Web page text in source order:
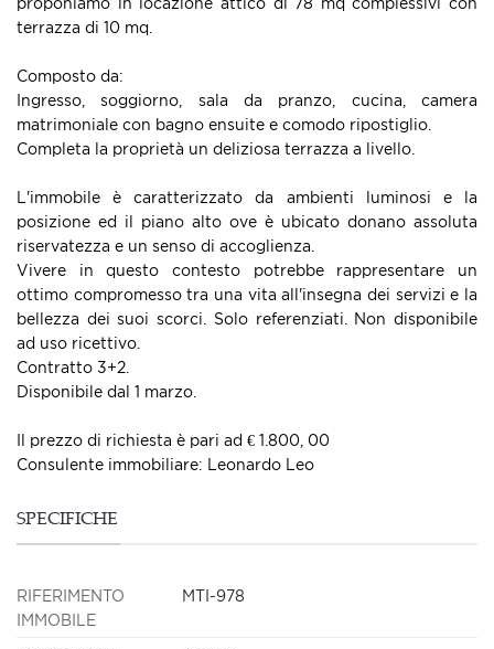
terrazza di 10 mq.
Composto da:
Ingresso, soggiorno, sala da pranzo, cucina, camera
matrimoniale con bagno ensuite e comodo ripostiglio.
Completa la proprietà un deliziosa terrazza a livello.
L'immobile è caratterizzato da ambienti luminosi e la
posizione ed il piano alto ove è ubicato donano assoluta
riservatezza e un senso di accoglienza.
Vivere in questo contesto potrebbe rappresentare un
ottimo compromesso tra una vita all'insegna dei servizi e la
bellezza dei suoi scorci. Solo referenziati. Non disponibile
ad uso ricettivo.
Contratto 3+2.
Disponibile dal 1 marzo.
Il prezzo di richiesta è pari ad € 1.800, 00
Consulente immobiliare: Leonardo Leo
SPECIFICHE
RIFERIMENTO
IMMOBILE
MTI-978